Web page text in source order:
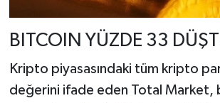
BITCOIN YÜZDE 33
Kripto piyasasındaki tüm kripto
değerini ifade eden Total Market,